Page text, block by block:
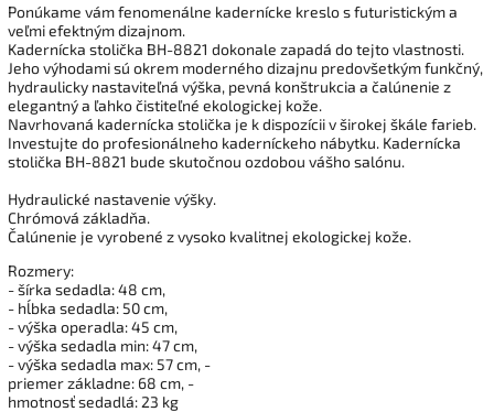
Ponúkame vám fenomenálne kadernícke kreslo s futuristickým a
veľmi efektným dizajnom.
Kadernícka stolička BH-8821 dokonale zapadá do tejto vlastnosti.
Jeho výhodami sú okrem moderného dizajnu predovšetkým funkčný,
hydraulicky nastaviteľná výška, pevná konštrukcia a čalúnenie z
elegantný a ľahko čistiteľné ekologickej kože.
Navrhovaná kadernícka stolička je k dispozícii v širokej škále farieb.
Investujte do profesionálneho kaderníckeho nábytku. Kadernícka
stolička BH-8821 bude skutočnou ozdobou vášho salónu.
Hydraulické nastavenie výšky.
Chrómová základňa.
Čalúnenie je vyrobené z vysoko kvalitnej ekologickej kože.
Rozmery:
- šírka sedadla: 48 cm,
- hĺbka sedadla: 50 cm,
- výška operadla: 45 cm,
- výška sedadla min: 47 cm,
- výška sedadla max: 57 cm, -
priemer základne: 68 cm, -
hmotnosť sedadlá: 23 kg